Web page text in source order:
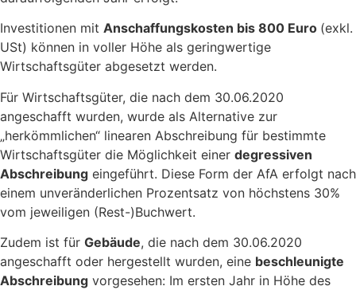
Investitionen mit Anschaffungskosten bis 800 Euro (exkl.
USt) können in voller Höhe als geringwertige
Wirtschaftsgüter abgesetzt werden.
Für Wirtschaftsgüter, die nach dem 30.06.2020
angeschafft wurden, wurde als Alternative zur
„herkömmlichen“ linearen Abschreibung für bestimmte
Wirtschaftsgüter die Möglichkeit einer degressiven
Abschreibung eingeführt. Diese Form der AfA erfolgt nach
einem unveränderlichen Prozentsatz von höchstens 30%
vom jeweiligen (Rest-)Buchwert.
Zudem ist für Gebäude, die nach dem 30.06.2020
angeschafft oder hergestellt wurden, eine beschleunigte
Abschreibung vorgesehen: Im ersten Jahr in Höhe des